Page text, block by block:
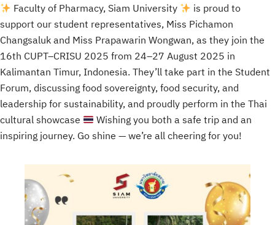
Faculty of Pharmacy, Siam University
is proud to
support our student representatives, Miss Pichamon
Changsaluk and Miss Prapawarin Wongwan, as they join the
16th CUPT–CRISU 2025 from 24–27 August 2025 in
Kalimantan Timur, Indonesia. They’ll take part in the Student
Forum, discussing food sovereignty, food security, and
leadership for sustainability, and proudly perform in the Thai
cultural showcase
Wishing you both a safe trip and an
inspiring journey. Go shine — we’re all cheering for you!